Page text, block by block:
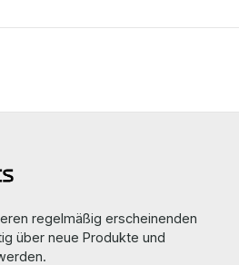
regelmäßig erscheinenden
über neue Produkte und